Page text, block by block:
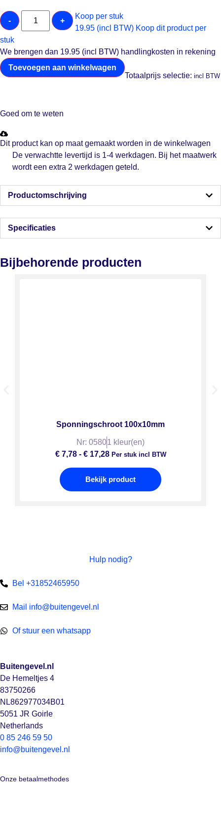
- +
Koop per stuk
19.95 (incl BTW) Koop dit product per
stuk
We brengen dan 19.95 (incl BTW) handlingkosten in rekening
Toevoegen aan winkelwagen
Totaalprijs selectie: incl BTW
Goed om te weten
Dit product kan op maat gemaakt worden in de winkelwagen
De verwachtte levertijd is 1-4 werkdagen. Bij het maatwerk
wordt een extra 2 werkdagen geteld.
Productomschrijving
Specificaties
Bijbehorende producten
Sponningschroot 100x10mm
Nr: 05801 kleur(en)
€7,78 - €17,28Per stuk incl BTW
Bekijk product
Hulp nodig?
Bel +31852465950
Mail info@buitengevel.nl
Of stuur een whatsapp
Buitengevel.nl
De Hemeltjes 4
83750266
NL862977034B01
5051 JR Goirle
Netherlands
0 85 246 59 50
info@buitengevel.nl
Onze betaalmethodes